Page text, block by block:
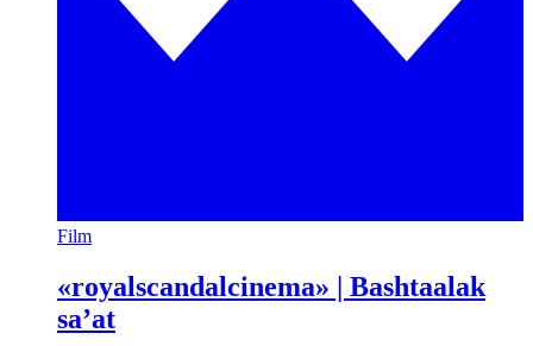
Film
«royalscandalcinema» | Bashtaalak
sa’at